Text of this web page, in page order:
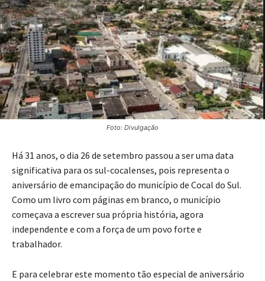
Foto: Divulgação
Há 31 anos, o dia 26 de setembro passou a ser uma data
significativa para os sul-cocalenses, pois representa o
aniversário de emancipação do município de Cocal do Sul.
Como um livro com páginas em branco, o município
começava a escrever sua própria história, agora
independente e com a força de um povo forte e
trabalhador.
E para celebrar este momento tão especial de aniversário